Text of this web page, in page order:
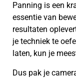
Panning is een
essentie van
resultaten
je techniek te
laten, kun je
Dus pak je